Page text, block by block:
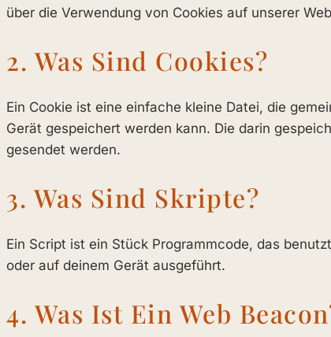
über die Verwendung von Cookies auf unserer
2. Was Sind Cookies?
Ein Cookie ist eine einfache kleine Datei, die
Gerät gespeichert werden kann. Die darin
gesendet werden.
3. Was Sind Skripte?
Ein Script ist ein Stück Programmcode, das
oder auf deinem Gerät ausgeführt.
4. Was Ist Ein Web